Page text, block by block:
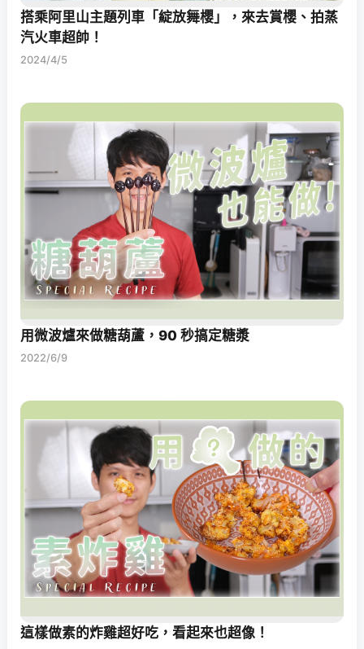
搭乘阿里山主題列車「綻放舞櫻」，來去賞櫻、拍蒸
汽火車超帥！
2024/4/5
用微波爐來做糖葫蘆，90 秒搞定糖漿
2022/6/9
這樣做素的炸雞超好吃，看起來也超像！